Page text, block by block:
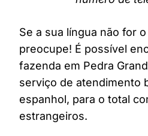
Se a sua língua não for
preocupe! É possível
fazenda em Pedra
serviço de atendimento
espanhol, para o total
estrangeiros.